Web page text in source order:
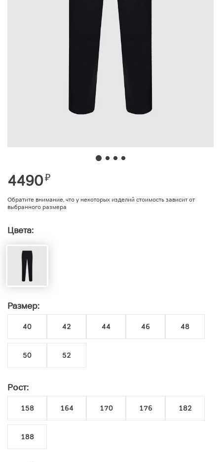
4490₽
Обратите внимание, что у некоторых изделий стоимость зависит от
выбранного размера
Цвета:
Размер:
40 42 44 46 48
50 52
Рост:
158 164 170 176 182
188